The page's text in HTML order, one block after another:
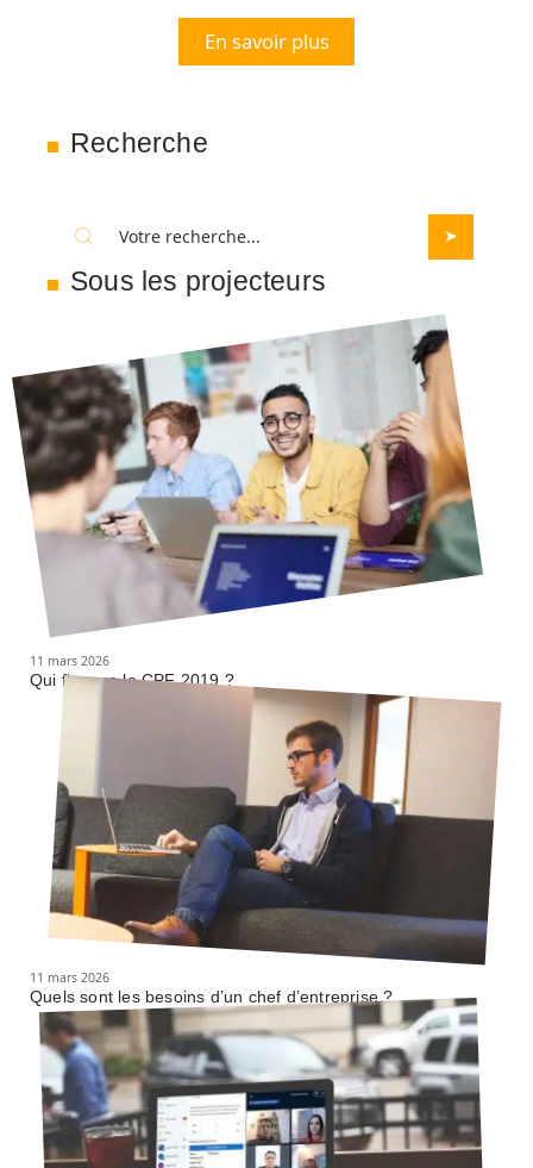
En savoir plus
Recherche
Sous les projecteurs
11 mars 2026
Qui finance le CPF 2019 ?
11 mars 2026
Quels sont les besoins d’un chef d’entreprise ?